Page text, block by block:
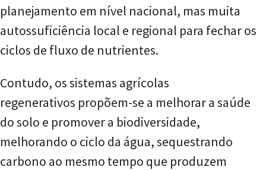
planejamento em nível nacional, mas muita
autossuficiência local e regional para fechar os
ciclos de fluxo de nutrientes.
Contudo, os sistemas agrícolas
regenerativos propõem-se a melhorar a saúde
do solo e promover a biodiversidade,
melhorando o ciclo da água, sequestrando
carbono ao mesmo tempo que produzem